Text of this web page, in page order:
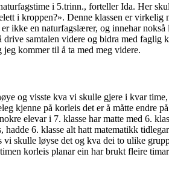
i 5.trinn., forteller Ida. Her
i kroppen?». Denne klassen er
ikke en naturfagslærer, og innehar
samtalen videre og bidra med
kommer til å ta med meg videre.
og visste kva vi skulle gjere i kvar
kjenne på korleis det er å måtte endre
elevar i 7. klasse har matte med 6.
6. klasse alt hatt matematikk
skulle løyse det og kva dei to ulike
korleis planar ein har brukt fleire